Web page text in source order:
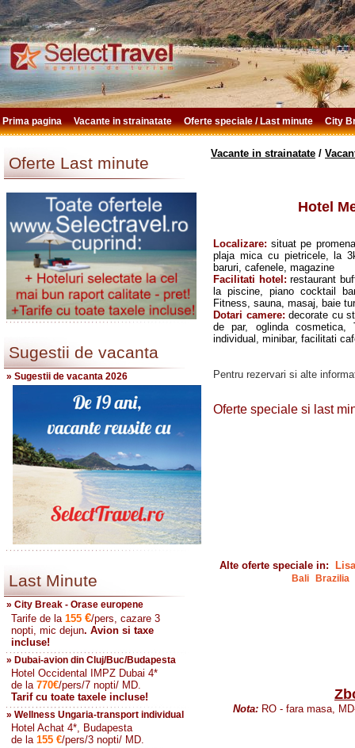
Prima pagina Vacante in strainatate Oferte speciale / Last minute City
Oferte Last minute
Sugestii de vacanta
» Sugestii de vacanta 2026
Last Minute
» City Break - Orase europene
Tarife de la 155 €/pers, cazare 3
nopti, mic dejun. Avion si taxe
incluse!
» Dubai-avion din Cluj/Buc/Budapesta
Hotel Occidental IMPZ Dubai 4*
de la 770€/pers/7 nopti/ MD.
Tarif cu toate taxele incluse!
» Wellness Ungaria-transport individual
Hotel Achat 4*, Budapesta
de la 155 €/pers/3 nopti/ MD.
Vacante in strainatate /
Hotel
Localizare: situat pe
plaja mica cu pietricele, la
baruri, cafenele, magazine
Facilitati hotel: restaurant
la piscine, piano cocktail
Fitness, sauna, masaj, baie
Dotari camere: decorate cu
de par, oglinda cosmetica,
individual, minibar, facilitati
Pentru rezervari si alte
Oferte speciale si last
Alte oferte speciale in:
Bali Brazilia
Nota: RO - fara masa,